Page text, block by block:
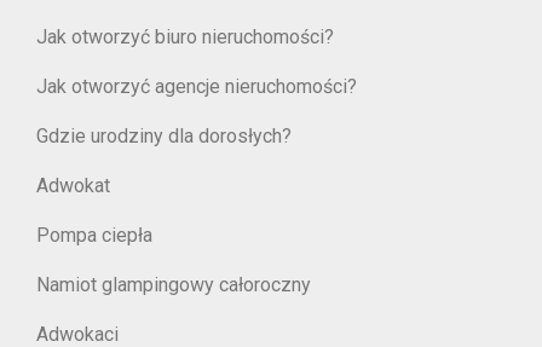
Jak otworzyć biuro nieruchomości?
Jak otworzyć agencje nieruchomości?
Gdzie urodziny dla dorosłych?
Adwokat
Pompa ciepła
Namiot glampingowy całoroczny
Adwokaci